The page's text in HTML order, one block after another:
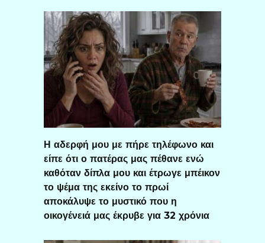
Η αδερφή μου με πήρε τηλέφωνο και
είπε ότι ο πατέρας μας πέθανε ενώ
καθόταν δίπλα μου και έτρωγε μπέικον
το ψέμα της εκείνο το πρωί
αποκάλυψε το μυστικό που η
οικογένειά μας έκρυβε για 32 χρόνια